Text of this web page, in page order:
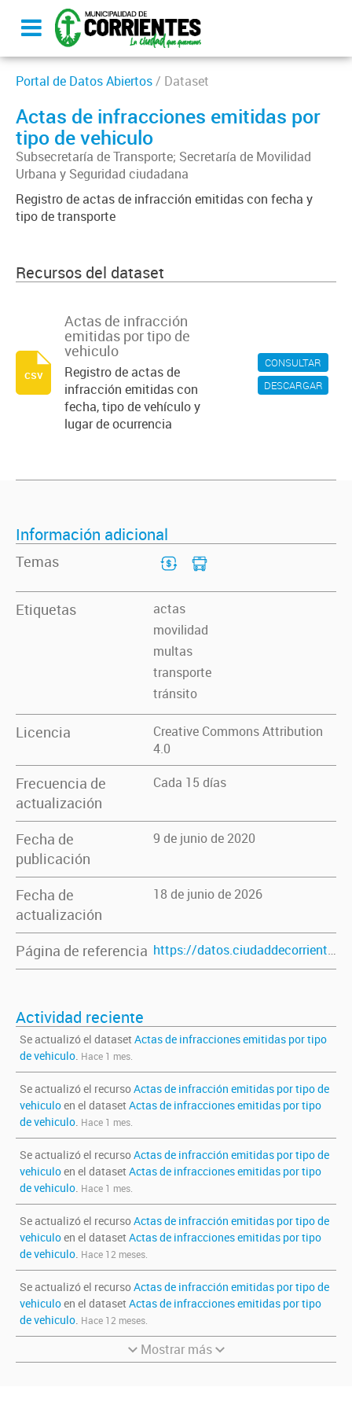
Portal de Datos Abiertos/ Dataset
Actas de infracciones emitidas por
tipo de vehiculo
Subsecretaría de Transporte; Secretaría de Movilidad
Urbana y Seguridad ciudadana
Registro de actas de infracción emitidas con fecha y
tipo de transporte
Recursos del dataset
CONSULTAR
DESCARGAR
Actas de infracción
emitidas por tipo de
vehiculo
Registro de actas de
infracción emitidas con
fecha, tipo de vehículo y
lugar de ocurrencia
csv
Información adicional
Temas
Etiquetas
actas
movilidad
multas
transporte
tránsito
Licencia
Creative Commons Attribution
4.0
Frecuencia de
actualización
Cada 15 días
Fecha de
publicación
9 de junio de 2020
Fecha de
actualización
18 de junio de 2026
Página de referencia https://datos.ciudaddecorrientes.gov.ar/dataset/actas_infraccion_vehiculos_prof
Actividad reciente
Se actualizó el dataset Actas de infracciones emitidas por tipo
de vehiculo. Hace 1 mes.
Se actualizó el recursoActas de infracción emitidas por tipo de
vehiculoen el dataset Actas de infracciones emitidas por tipo
de vehiculo. Hace 1 mes.
Se actualizó el recursoActas de infracción emitidas por tipo de
vehiculoen el dataset Actas de infracciones emitidas por tipo
de vehiculo. Hace 1 mes.
Se actualizó el recursoActas de infracción emitidas por tipo de
vehiculoen el dataset Actas de infracciones emitidas por tipo
de vehiculo. Hace 12 meses.
Se actualizó el recursoActas de infracción emitidas por tipo de
vehiculoen el dataset Actas de infracciones emitidas por tipo
de vehiculo. Hace 12 meses.
Mostrar más